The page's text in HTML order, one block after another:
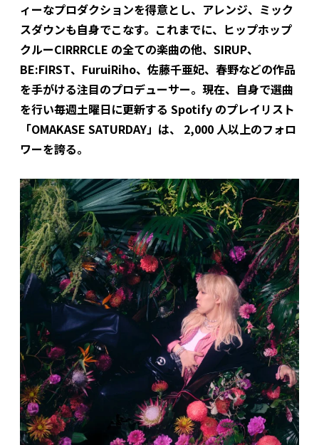
ィーなプロダクションを得意とし、アレンジ、ミック
スダウンも自身でこなす。これまでに、ヒップホップ
クルーCIRRRCLE の全ての楽曲の他、SIRUP、
BE:FIRST、FuruiRiho、佐藤千亜妃、春野などの作品
を手がける注目のプロデューサー。現在、自身で選曲
を行い毎週土曜日に更新する Spotify のプレイリスト
「OMAKASE SATURDAY」は、 2,000 人以上のフォロ
ワーを誇る。